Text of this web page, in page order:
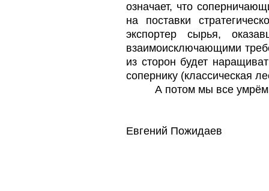
означает, что
на поставки
экспортер сырья,
взаимоисключающими
из сторон будет
сопернику (классическая
А потом мы все
Евгений Пожидаев